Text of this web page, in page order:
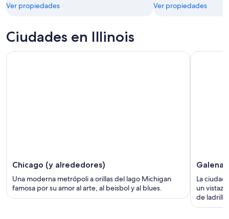
Ver propiedades Ver propiedades
Ciudades en Illinois
Chicago (y alrededores)
Una moderna metrópoli a orillas del lago Michigan
famosa por su amor al arte, al beisbol y al blues.
Galena
La
un
de ladrillo